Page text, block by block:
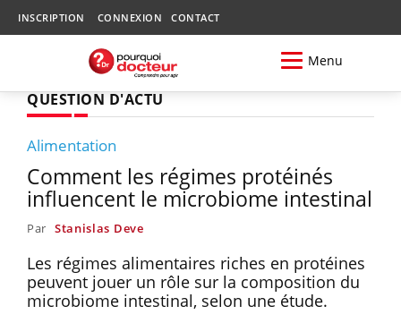
INSCRIPTION CONNEXION CONTACT
Menu
QUESTION D'ACTU
Alimentation
Comment les régimes protéinés
influencent le microbiome intestinal
Par Stanislas Deve
Les régimes alimentaires riches en protéines
peuvent jouer un rôle sur la composition du
microbiome intestinal, selon une étude.